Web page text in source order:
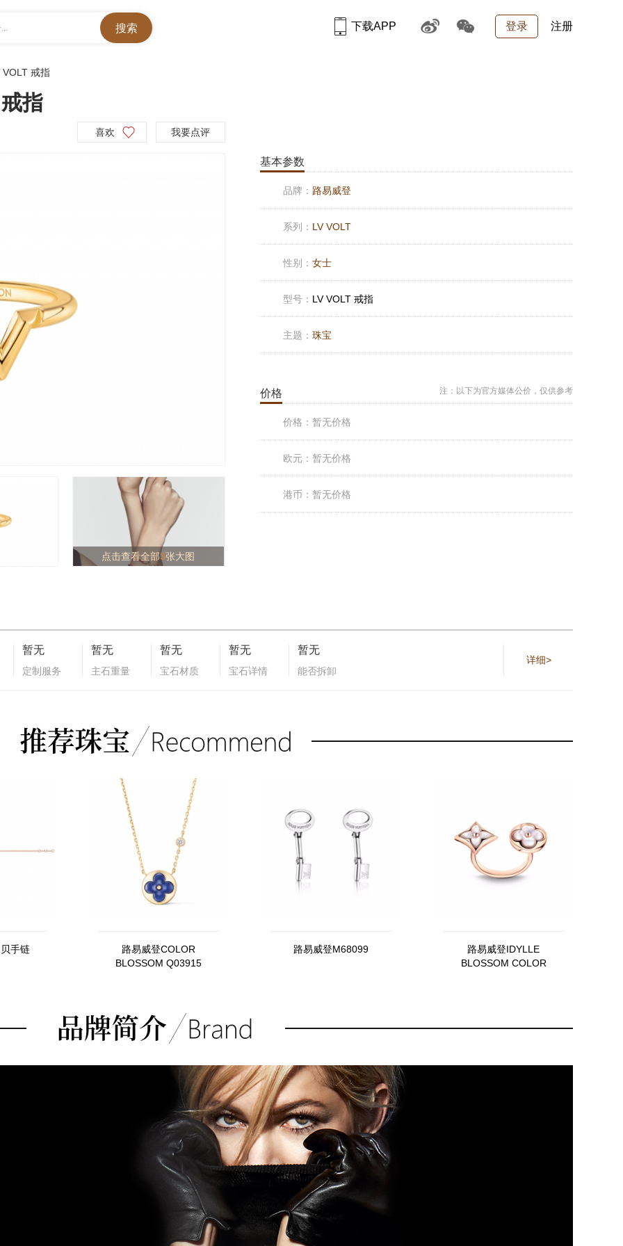
登录 注册
下载APP
VOLT 戒指
指
喜欢 我要点评
点击查看全部3张大图
基本参数
品牌： 路易威登
系列： LV VOLT
性别： 女士
型号： LV VOLT 戒指
主题： 珠宝
价格 注：以下为官方媒体公价，仅供参考
价格： 暂无价格
欧元： 暂无价格
港币： 暂无价格
暂无
定制服务
暂无
主石重量
暂无
宝石材质
暂无
宝石详情
暂无
能否拆卸
详细>
手链
路易威登COLOR
BLOSSOM Q03915
路易威登M68099
路易威登IDYLLE
BLOSSOM COLOR